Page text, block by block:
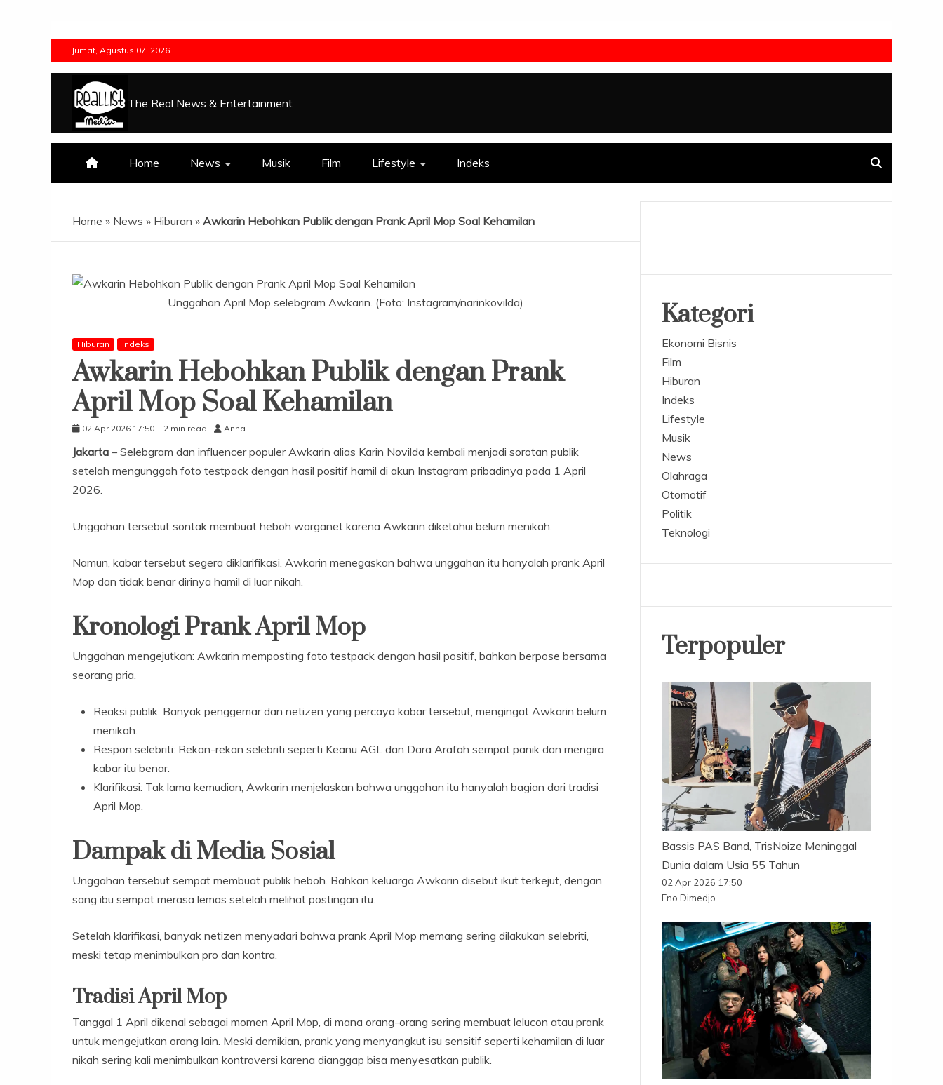
Jumat, Agustus 07, 2026
The Real News & Entertainment
Home News Musik Film Lifestyle Indeks
Home » News » Hiburan » Awkarin Hebohkan Publik dengan Prank April Mop Soal Kehamilan
Unggahan April Mop selebgram Awkarin. (Foto: Instagram/narinkovilda)
Hiburan Indeks
Awkarin Hebohkan Publik dengan Prank
April Mop Soal Kehamilan
02 Apr 2026 17:50 2 min read Anna
Jakarta – Selebgram dan influencer populer Awkarin alias Karin Novilda kembali menjadi sorotan publik
setelah mengunggah foto testpack dengan hasil positif hamil di akun Instagram pribadinya pada 1 April
2026.
Unggahan tersebut sontak membuat heboh warganet karena Awkarin diketahui belum menikah.
Namun, kabar tersebut segera diklarifikasi. Awkarin menegaskan bahwa unggahan itu hanyalah prank April
Mop dan tidak benar dirinya hamil di luar nikah.
Kronologi Prank April Mop
Unggahan mengejutkan: Awkarin memposting foto testpack dengan hasil positif, bahkan berpose bersama
seorang pria.
Reaksi publik: Banyak penggemar dan netizen yang percaya kabar tersebut, mengingat Awkarin belum
menikah.
Respon selebriti: Rekan-rekan selebriti seperti Keanu AGL dan Dara Arafah sempat panik dan mengira
kabar itu benar.
Klarifikasi: Tak lama kemudian, Awkarin menjelaskan bahwa unggahan itu hanyalah bagian dari tradisi
April Mop.
Dampak di Media Sosial
Unggahan tersebut sempat membuat publik heboh. Bahkan keluarga Awkarin disebut ikut terkejut, dengan
sang ibu sempat merasa lemas setelah melihat postingan itu.
Setelah klarifikasi, banyak netizen menyadari bahwa prank April Mop memang sering dilakukan selebriti,
meski tetap menimbulkan pro dan kontra.
Tradisi April Mop
Tanggal 1 April dikenal sebagai momen April Mop, di mana orang-orang sering membuat lelucon atau prank
untuk mengejutkan orang lain. Meski demikian, prank yang menyangkut isu sensitif seperti kehamilan di luar
nikah sering kali menimbulkan kontroversi karena dianggap bisa menyesatkan publik.
Kategori
Ekonomi Bisnis
Film
Hiburan
Indeks
Lifestyle
Musik
News
Olahraga
Otomotif
Politik
Teknologi
Terpopuler
Bassis PAS Band, TrisNoize Meninggal
Dunia dalam Usia 55 Tahun
02 Apr 2026 17:50
Eno Dimedjo